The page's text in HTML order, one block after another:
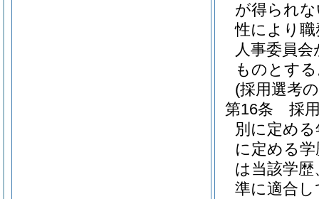
が得られ
性により
人事委員
ものとす
(採用選考
第16条
採
別に定め
に定める
は当該学
準に適合